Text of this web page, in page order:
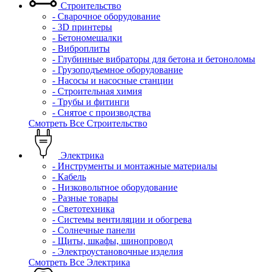
Строительство
- Сварочное оборудование
- 3D принтеры
- Бетономешалки
- Виброплиты
- Глубинные вибраторы для бетона и бетоноломы
- Грузоподъемное оборудование
- Насосы и насосные станции
- Строительная химия
- Трубы и фитинги
- Снятое с производства
Смотреть Все Строительство
Электрика
- Инструменты и монтажные материалы
- Кабель
- Низковольтное оборудование
- Разные товары
- Светотехника
- Системы вентиляции и обогрева
- Солнечные панели
- Щиты, шкафы, шинопровод
- Электроустановочные изделия
Смотреть Все Электрика